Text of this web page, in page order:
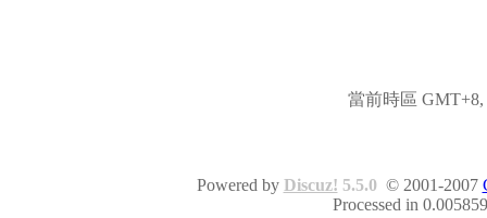
當前時區 GMT+8,
Powered by Discuz! 5.5.0 © 2001-2007
Processed in